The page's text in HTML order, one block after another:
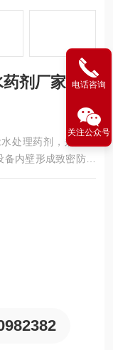
剂厂家
处理药剂，兼具缓
内壁形成致密防护
；同时螯合水中钙镁
保，多用于循环冷
作简便，长效稳定
电话咨询
关注公众号